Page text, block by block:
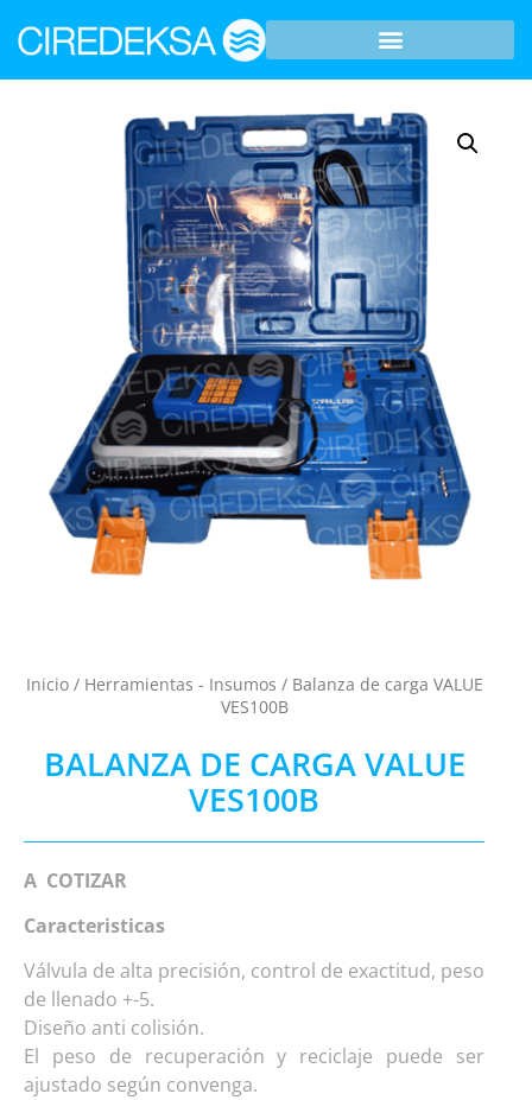
Inicio/ Herramientas - Insumos / Balanza de carga VALUE
VES100B
BALANZA DE CARGA VALUE
VES100B
A COTIZAR
Caracteristicas
Válvula de alta precisión, control de exactitud, peso
de llenado +-5.
Diseño anti colisión.
El peso de recuperación y reciclaje puede ser
ajustado según convenga.